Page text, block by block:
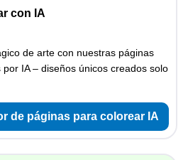
con IA
de arte con nuestras páginas
IA – diseños únicos creados solo
de páginas para colorear IA